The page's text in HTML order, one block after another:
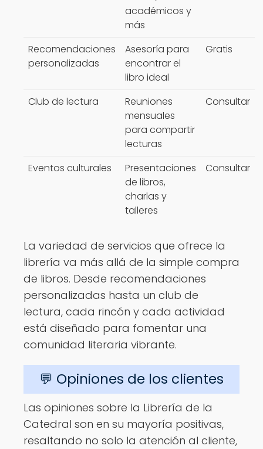
académicos y
más
Recomendaciones
personalizadas
Asesoría para
encontrar el
libro ideal
Gratis
Club de lectura
Reuniones
mensuales
para compartir
lecturas
Consultar
Eventos culturales
Presentaciones
de libros,
charlas y
talleres
Consultar
La variedad de servicios que ofrece la
librería va más allá de la simple compra
de libros. Desde recomendaciones
personalizadas hasta un club de
lectura, cada rincón y cada actividad
está diseñado para fomentar una
comunidad literaria vibrante.
💬 Opiniones de los clientes
Las opiniones sobre la Librería de la
Catedral son en su mayoría positivas,
resaltando no solo la atención al cliente,